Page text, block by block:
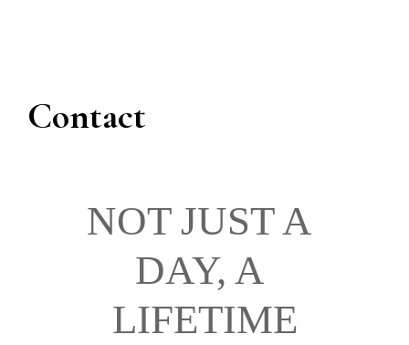
Contact
NOT JUST A
DAY, A
LIFETIME